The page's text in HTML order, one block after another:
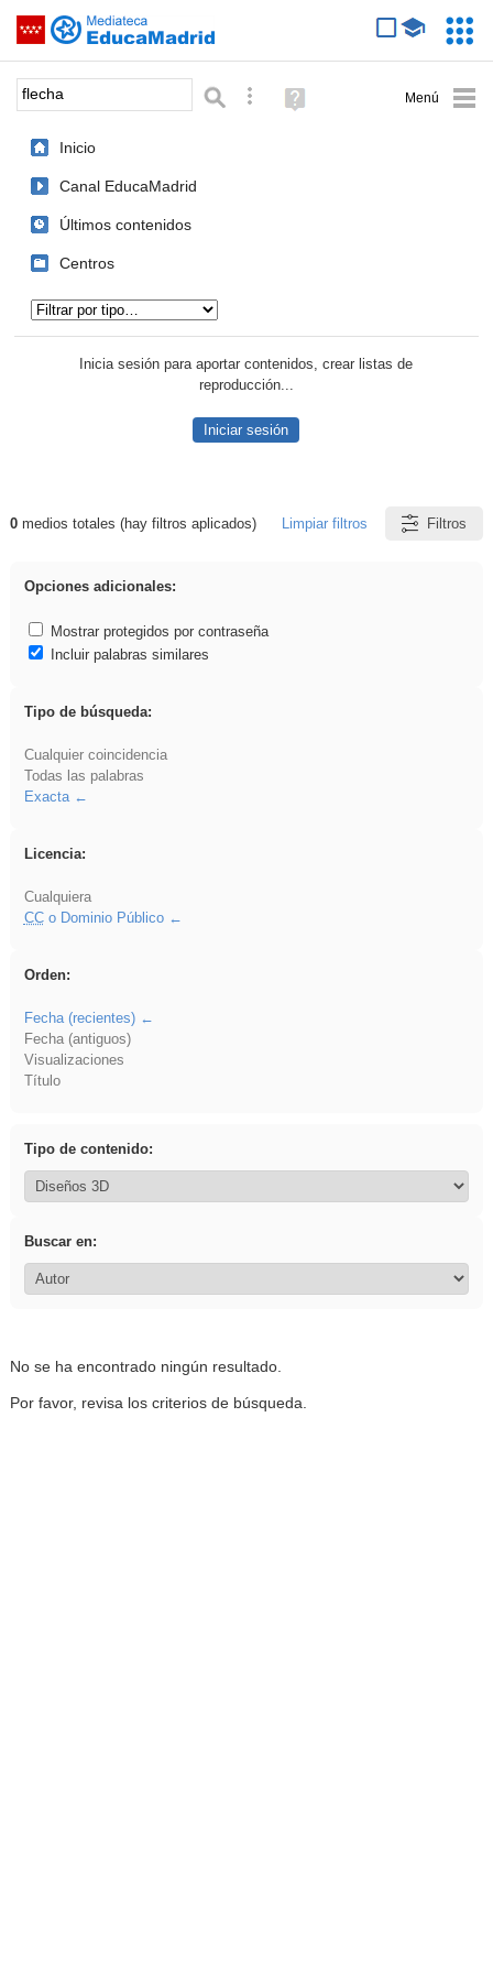
Saltar navegación
Palabra o frase: Búsqueda avanzada
Ayuda
(en
Inicio
Canal EducaMadrid
Últimos contenidos
Centros
Inicia sesión para aportar contenidos, crear listas de
reproducción...
Iniciar sesión
Resultados de: flecha
0medios totales (hay filtros aplicados) Limpiar filtros Filtros
Opciones adicionales:
Mostrar protegidos por contraseña
Incluir palabras similares
Tipo de búsqueda:
Cualquier coincidencia
Todas las palabras
Exacta
Licencia:
Cualquiera
CCo Dominio Público
Orden:
Fecha (recientes)
Fecha (antiguos)
Visualizaciones
Título
Tipo de contenido:
Buscar en:
No se ha encontrado ningún resultado.
Por favor, revisa los criterios de búsqueda.